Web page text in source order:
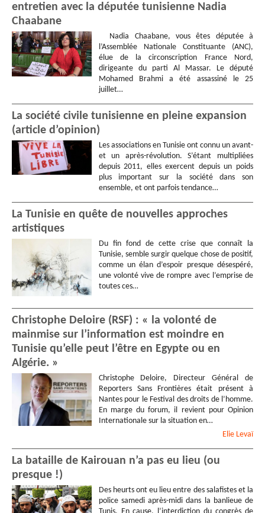
entretien avec la députée tunisienne Nadia
Chaabane
Nadia Chaabane, vous êtes députée à
l’Assemblée Nationale Constituante (ANC),
élue de la circonscription France Nord,
dirigeante du parti Al Massar. Le député
Mohamed Brahmi a été assassiné le 25
juillet…
La société civile tunisienne en pleine expansion
(article d’opinion)
Les associations en Tunisie ont connu un avant-
et un après-révolution. S’étant multipliées
depuis 2011, elles exercent depuis un poids
plus important sur la société dans son
ensemble, et ont parfois tendance…
La Tunisie en quête de nouvelles approches
artistiques
Du fin fond de cette crise que connaît la
Tunisie, semble surgir quelque chose de positif,
comme un élan d’espoir presque désespéré,
une volonté vive de rompre avec l’emprise de
toutes ces…
Christophe Deloire (RSF) : « la volonté de
mainmise sur l’information est moindre en
Tunisie qu’elle peut l’être en Egypte ou en
Algérie. »
Christophe Deloire, Directeur Général de
Reporters Sans Frontières était présent à
Nantes pour le Festival des droits de l’homme.
En marge du forum, il revient pour Opinion
Internationale sur la situation en…
Elie Levaï
La bataille de Kairouan n’a pas eu lieu (ou
presque !)
Des heurts ont eu lieu entre des salafistes et la
police samedi après-midi dans la banlieue de